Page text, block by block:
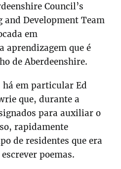
Council’s
Development Team
em
aprendizagem que é
de Aberdeenshire.
há em particular Ed
que, durante a
para auxiliar o
rapidamente
de residentes que era
poemas.